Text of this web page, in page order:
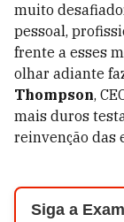
muito
pessoal,
frente a esses
olhar adiante
Thompson,
mais duros
reinvenção das
Siga a